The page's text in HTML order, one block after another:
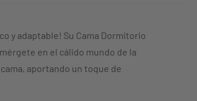
y adaptable! Su Cama Dormitorio
en el cálido mundo de la
aportando un toque de